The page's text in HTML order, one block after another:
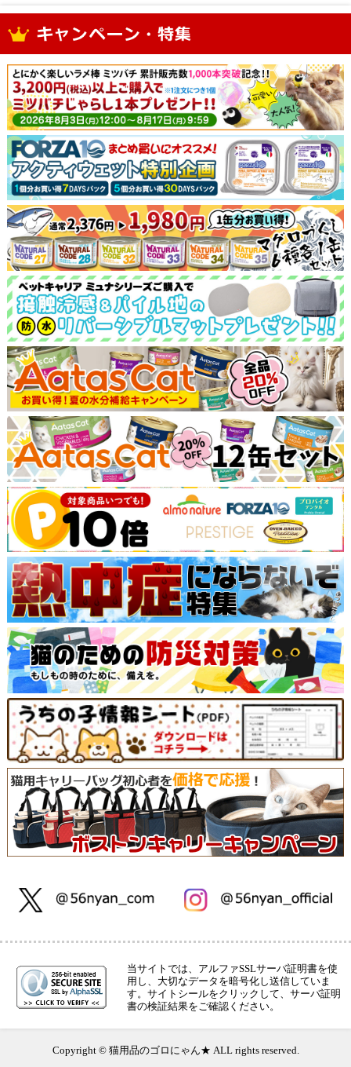
当サイトでは、アルファSSLサーバ証明書を使
用し、大切なデータを暗号化し送信していま
す。サイトシールをクリックして、サーバ証明
書の検証結果をご確認ください。
Copyright © 猫用品のゴロにゃん★ ALL rights reserved.